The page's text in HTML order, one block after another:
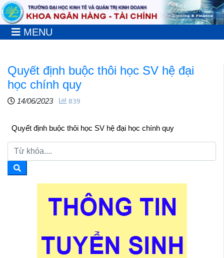
MENU
Quyết định buộc thôi học SV hệ đại
học chính quy
14/06/2023 839
Quyết định buộc thôi học SV hệ đại học chính quy